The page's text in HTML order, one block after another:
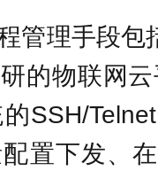
管理手段包
的物联网
SSH/
置下发、